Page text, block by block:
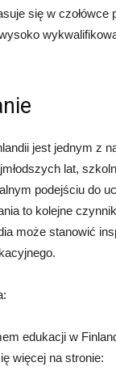
się w
jest jednym z
lat,
podejściu do
to kolejne
może stanowić
edukacji w
więcej na stronie: